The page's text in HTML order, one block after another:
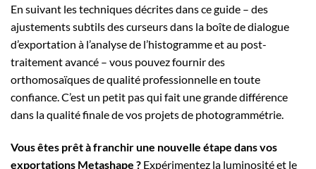
En suivant les techniques décrites dans ce guide – des
ajustements subtils des curseurs dans la boîte de dialogue
d’exportation à l’analyse de l’histogramme et au post-
traitement avancé – vous pouvez fournir des
orthomosaïques de qualité professionnelle en toute
confiance. C’est un petit pas qui fait une grande différence
dans la qualité finale de vos projets de photogrammétrie.
Vous êtes prêt à franchir une nouvelle étape dans vos
exportations Metashape ? Expérimentez la luminosité et le